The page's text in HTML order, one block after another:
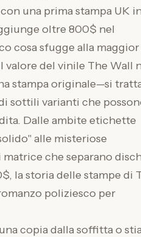
una prima stampa UK
oltre 800$ nel
cosa sfugge alla maggior
valore del vinile The Wall
stampa originale—si
sottili varianti che
Dalle ambite etichette
alle misteriose
che separano
la storia delle stampe di
poliziesco per
copia dalla soffitta o